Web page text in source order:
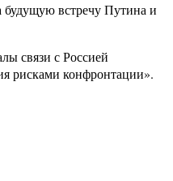
будущую встречу Путина и
связи с Россией
рисками конфронтации».